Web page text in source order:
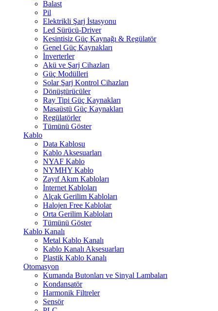
Balast
Pil
Elektrikli Şarj İstasyonu
Led Sürücü-Driver
Kesintisiz Güç Kaynağı & Regülatör
Genel Güç Kaynakları
İnverterler
Akü ve Şarj Cihazları
Güç Modülleri
Solar Şarj Kontrol Cihazları
Dönüştürücüler
Ray Tipi Güç Kaynakları
Masaüstü Güç Kaynakları
Regülatörler
Tümünü Göster
Kablo
Data Kablosu
Kablo Aksesuarları
NYAF Kablo
NYMHY Kablo
Zayıf Akım Kabloları
İnternet Kabloları
Alçak Gerilim Kabloları
Halojen Free Kablolar
Orta Gerilim Kabloları
Tümünü Göster
Kablo Kanalı
Metal Kablo Kanalı
Kablo Kanalı Aksesuarları
Plastik Kablo Kanalı
Otomasyon
Kumanda Butonları ve Sinyal Lambaları
Kondansatör
Harmonik Filtreler
Sensör